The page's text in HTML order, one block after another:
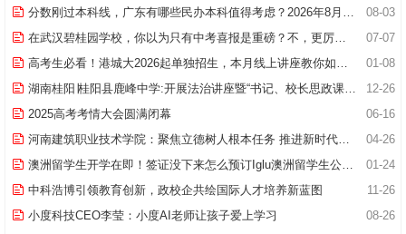
08-03
分数刚过本科线，广东有哪些民办本科值得考虑？2026年8月报考指南
07-07
在武汉碧桂园学校，你以为只有中考喜报是重磅？不，更厉害的是幼小初（高）跨学段贯通培养项目！
01-08
高考生必看！港城大2026起单独招生，本月线上讲座教你如何“双线冲刺”
12-26
湖南桂阳∣桂阳县鹿峰中学:开展法治讲座暨“书记、校长思政课堂”活动
06-16
2025高考考情大会圆满闭幕
04-26
河南建筑职业技术学院：聚焦立德树人根本任务 推进新时代思政课建设
01-24
澳洲留学生开学在即！签证没下来怎么预订Iglu澳洲留学生公寓？
11-26
中科浩博引领教育创新，政校企共绘国际人才培养新蓝图
08-26
小度科技CEO李莹：小度AI老师让孩子爱上学习